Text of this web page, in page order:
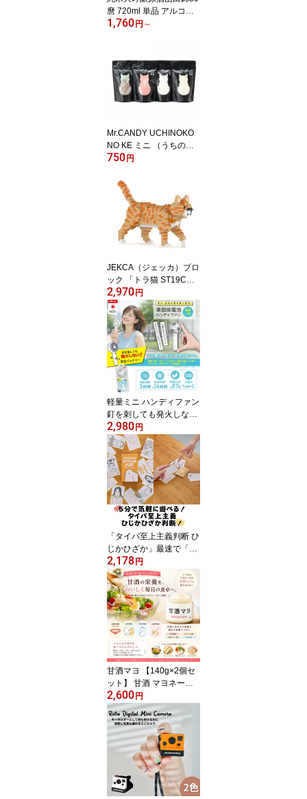
麿 720ml 単品 アルコー
ル16度 千曲錦酒造 生酒
1,760円 ～
Mr.CANDY UCHINOKO
NO KE ミニ （うちの子
の毛） 【限定品】 ココ
ベリートマト／チョコミ
ント／塩バニラレモン ま
るでネコの毛のように滑
らかな質感の特別な「わ
たあめ」 CANDY職人に
よる特許製法
750円
JEKCA（ジェッカ）ブロ
ック 「トラ猫 ST19CM0
2」 ミニサイズ ブロック
の数740個 動物をリアル
に再現する精巧なブロッ
ク ネジで固定する特殊構
造で、半永久的に壊れな
い作品が作れます ※専用
ドライバー付き サイズH
179×D250×W56ミリ ネ
コ好き ブロック
2,970円
軽量ミニ ハンディファン
釘を刺しても発火しない
「準個体電池」使用 超軽
量 約87g 小型でパワフ
ル、小さいバッグにも入
ります 風量調節 3段階
最小風量使用時間 約14
時間 サイズW70×D38×H
150mm 充電用ケーブル
(USB A to C)が付属 エア
ージェイ
2,980円
「タイパ至上主義判断 ひ
じかひざか」最速で「ひ
じ」か「ひざ」か判断す
る”関節系”ハイスピード
カードゲーム「ビザ」
「ピザ」「パエリア」な
ども登場し大混乱！？ プ
レイ時間約5分 プレイ人
数2～6名 対象年齢：6歳
以上
2,178円
甘酒マヨ 【140g×2個セ
ット】 甘酒 マヨネーズ
風 調味料 卵不使用 大豆
不使用 アレルギー対応
ヴィーガン グルテンフリ
ー 無添加 腸活 発酵食品
ギフト
2,600円